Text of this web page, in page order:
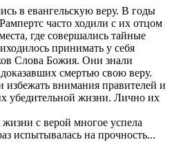
в евангельскую веру. В годы
часто ходили с их отцом
где совершались тайные
принимать у себя
Слова Божия. Они знали
смертью свою веру.
внимания правителей и
убедительной жизни. Лично их
с верой многое успела
испытывалась на прочность...